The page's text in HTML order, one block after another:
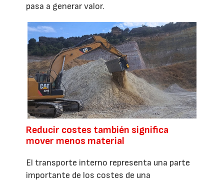
pasa a generar valor.
Reducir costes también significa
mover menos material
El transporte interno representa una parte
importante de los costes de una